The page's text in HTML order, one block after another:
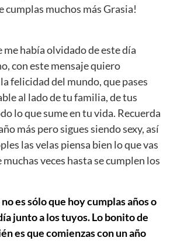
cumplas muchos más Grasia!
me había olvidado de este día
con este mensaje quiero
felicidad del mundo, que pases
al lado de tu familia, de tus
lo que sume en tu vida. Recuerda
más pero sigues siendo sexy, así
las velas piensa bien lo que vas
veces hasta se cumplen los
es sólo que hoy cumplas años o
junto a los tuyos. Lo bonito de
es que comienzas con un año